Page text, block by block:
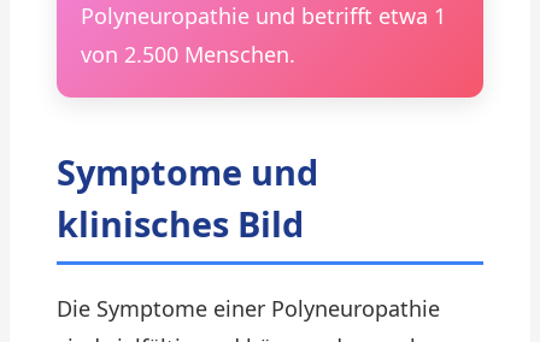
Polyneuropathie und betrifft etwa 1
von 2.500 Menschen.
Symptome und
klinisches Bild
Die Symptome einer Polyneuropathie